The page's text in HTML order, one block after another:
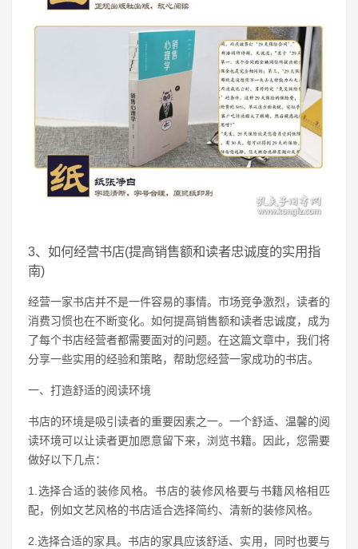
3、如何经营书店(提高销售额和读者忠诚度的实用指
南)
经营一家书店并不是一件容易的事情。市场竞争激烈，读者的
消费习惯也在不断变化。如何提高销售额和读者忠诚度，成为
了每个书店经营者都需要面对的问题。在这篇文章中，我们将
分享一些实用的经验和策略，帮助您经营一家成功的书店。
一、打造舒适的阅读环境
书店的环境是吸引读者的重要因素之一。一个舒适、温馨的阅
读环境可以让读者更加愿意留下来，浏览书籍。因此，您需要
做好以下几点：
1.选择合适的装修风格。书店的装修风格要与书籍风格相匹
配，例如文艺风格的书店适合选择简约、清新的装修风格。
2.选择合适的家具。书店的家具应该舒适、实用，同时也要与